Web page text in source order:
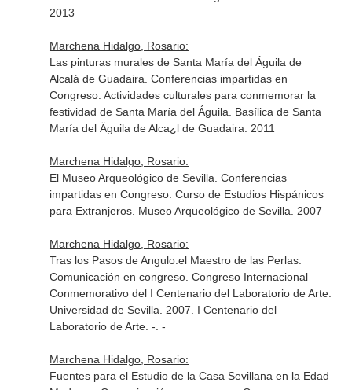
2013
Marchena Hidalgo, Rosario:
Las pinturas murales de Santa María del Águila de
Alcalá de Guadaira. Conferencias impartidas en
Congreso. Actividades culturales para conmemorar la
festividad de Santa María del Águila. Basílica de Santa
María del Äguila de Alca¿l de Guadaira. 2011
Marchena Hidalgo, Rosario:
El Museo Arqueológico de Sevilla. Conferencias
impartidas en Congreso. Curso de Estudios Hispánicos
para Extranjeros. Museo Arqueológico de Sevilla. 2007
Marchena Hidalgo, Rosario:
Tras los Pasos de Angulo:el Maestro de las Perlas.
Comunicación en congreso. Congreso Internacional
Conmemorativo del I Centenario del Laboratorio de Arte.
Universidad de Sevilla. 2007. I Centenario del
Laboratorio de Arte. -. -
Marchena Hidalgo, Rosario:
Fuentes para el Estudio de la Casa Sevillana en la Edad